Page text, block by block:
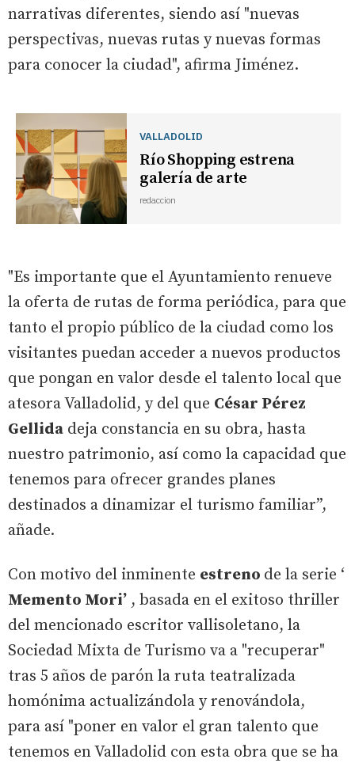
narrativas diferentes, siendo así "nuevas
perspectivas, nuevas rutas y nuevas formas
para conocer la ciudad", afirma Jiménez.
VALLADOLID
Río Shopping estrena
galería de arte
redaccion
"Es importante que el Ayuntamiento renueve
la oferta de rutas de forma periódica, para que
tanto el propio público de la ciudad como los
visitantes puedan acceder a nuevos productos
que pongan en valor desde el talento local que
atesora Valladolid, y del que César Pérez
Gellida deja constancia en su obra, hasta
nuestro patrimonio, así como la capacidad que
tenemos para ofrecer grandes planes
destinados a dinamizar el turismo familiar”,
añade.
Con motivo del inminente estreno de la serie ‘
Memento Mori’ , basada en el exitoso thriller
del mencionado escritor vallisoletano, la
Sociedad Mixta de Turismo va a "recuperar"
tras 5 años de parón la ruta teatralizada
homónima actualizándola y renovándola,
para así "poner en valor el gran talento que
tenemos en Valladolid con esta obra que se ha